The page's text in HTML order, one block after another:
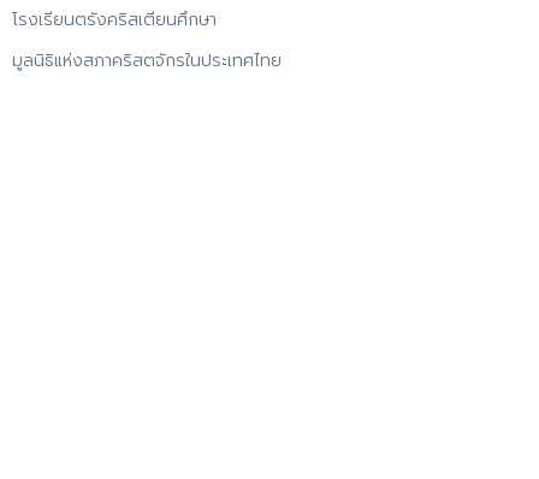
โรงเรียนตรังคริสเตียนศึกษา
มูลนิธิแห่งสภาคริสตจักรในประเทศไทย